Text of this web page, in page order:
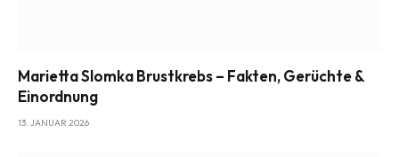
Marietta Slomka Brustkrebs – Fakten, Gerüchte &
Einordnung
13. JANUAR 2026